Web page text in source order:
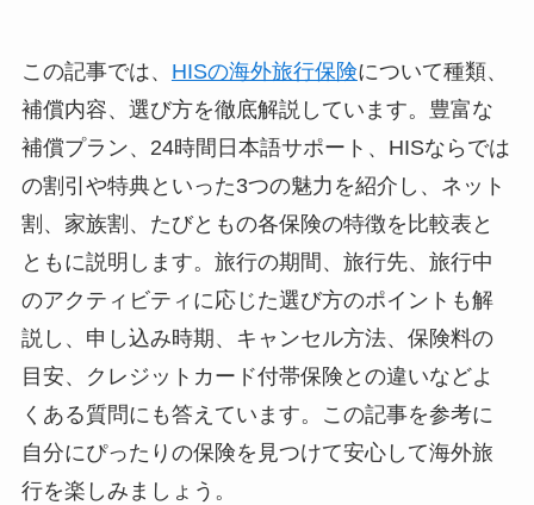
この記事では、 HISの海外旅行保険について種類、
補償内容、選び方を徹底解説しています。豊富な
補償プラン、24時間日本語サポート、HISならでは
の割引や特典といった3つの魅力を紹介し、ネット
割、家族割、たびともの各保険の特徴を比較表と
ともに説明します。旅行の期間、旅行先、旅行中
のアクティビティに応じた選び方のポイントも解
説し、申し込み時期、キャンセル方法、保険料の
目安、クレジットカード付帯保険との違いなどよ
くある質問にも答えています。この記事を参考に
自分にぴったりの保険を見つけて安心して海外旅
行を楽しみましょう。